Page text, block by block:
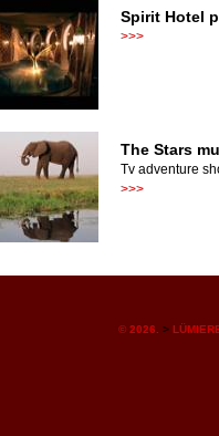
Spirit Hotel
>>>
The Stars
Tv adventure
>>>
© 2026. >